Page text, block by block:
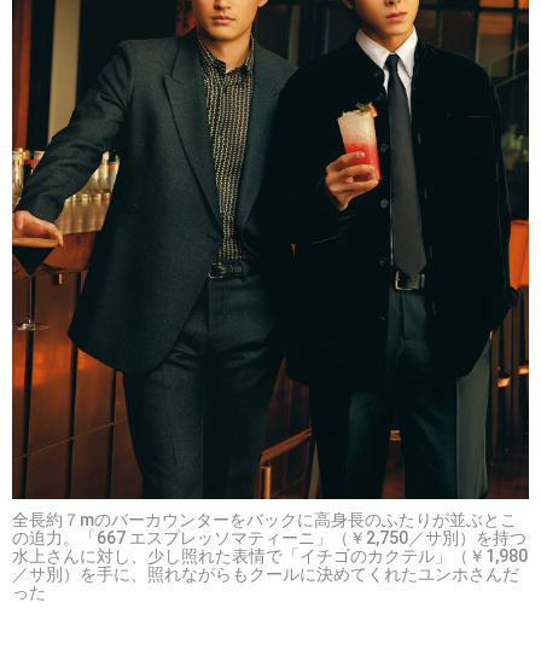
全長約７mのバーカウンターをバックに高身長のふたりが並ぶとこ
の迫力。「667 エスプレッソマティーニ」（￥2,750／サ別）を持つ
水上さんに対し、少し照れた表情で「イチゴのカクテル」（￥1,980
／サ別）を手に、照れながらもクールに決めてくれたユンホさんだ
った